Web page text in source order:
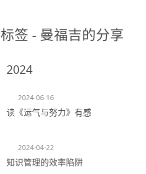
标签 - 曼福吉的分享
2024
2024-06-16
读《运气与努力》有感
2024-04-22
知识管理的效率陷阱